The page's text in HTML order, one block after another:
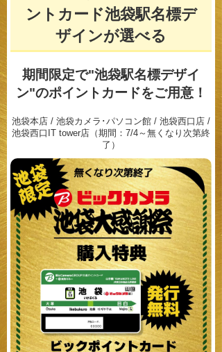
ントカード池袋駅名標デ
ザインが選べる
期間限定で"池袋駅名標デザイ
ン"のポイントカードをご用意！
池袋本店 / 池袋カメラ･パソコン館 / 池袋西口店 /
池袋西口IT tower店（期間：7/4～無くなり次第終
了）